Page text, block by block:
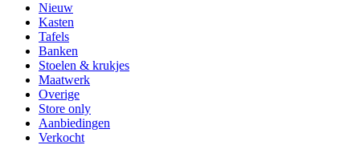
Nieuw
Kasten
Tafels
Banken
Stoelen & krukjes
Maatwerk
Overige
Store only
Aanbiedingen
Verkocht